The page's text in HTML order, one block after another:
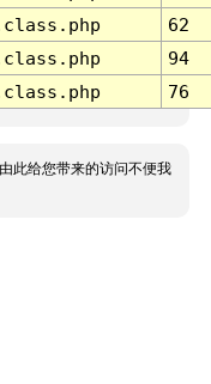
62
94
76
此给您带来的访问不便我